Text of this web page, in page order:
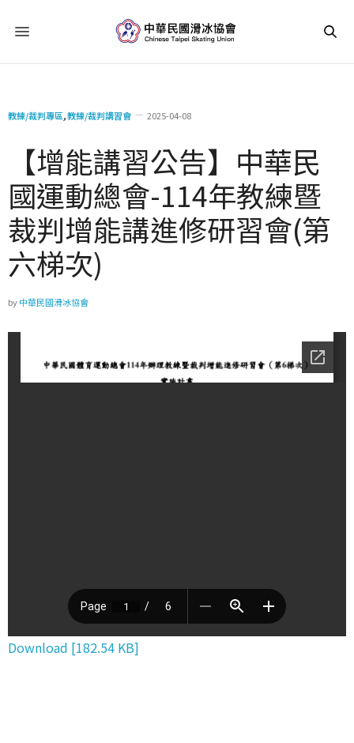
教練/裁判專區,教練/裁判講習會 2025-04-08
【增能講習公告】中華民
國運動總會-114年教練暨
裁判增能講進修研習會(第
六梯次)
by中華民國滑冰協會
Download [182.54 KB]